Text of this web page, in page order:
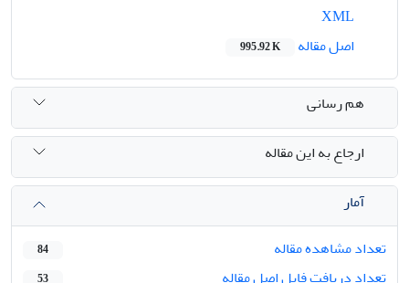
اصل مقاله
995.92 K
هم رسانی
ارجاع به این مقاله
آمار
تعداد مشاهده مقاله
84
تعداد دریافت فایل اصل مقاله